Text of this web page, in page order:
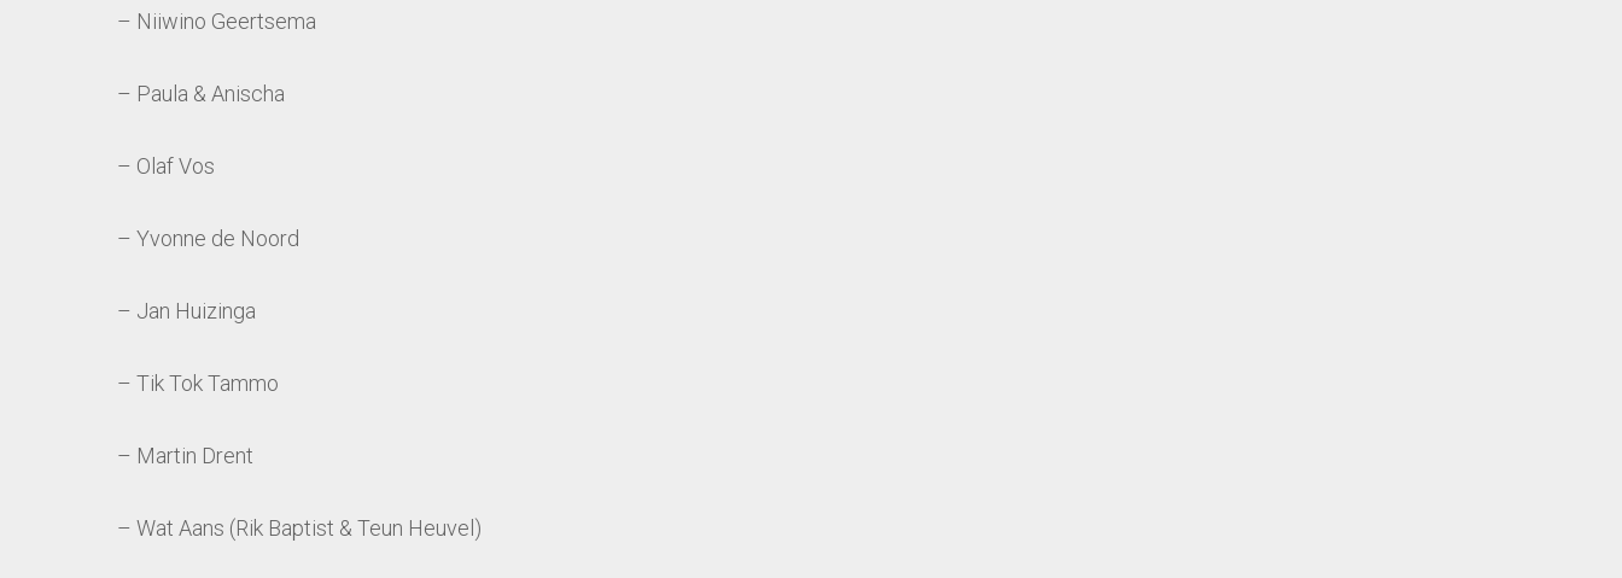
– Niiwino Geertsema
– Paula & Anischa
– Olaf Vos
– Yvonne de Noord
– Jan Huizinga
– Tik Tok Tammo
– Martin Drent
– Wat Aans (Rik Baptist & Teun Heuvel)